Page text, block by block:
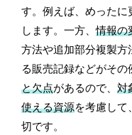
す。例えば、めったに
します。一方、情報の
方法や追加部分複製
る販売記録などがその
と欠点があるので、対
使える資源を考慮して
切です。